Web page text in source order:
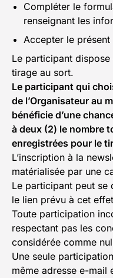
Compléter le
renseignant les
Accepter le présent
Le participant dispose
tirage au sort.
Le participant qui
de l’Organisateur au
bénéficie d’une
à deux (2) le nombre
enregistrées pour le
L’inscription à la
matérialisée par une
Le participant peut se
le lien prévu à cet
Toute participation
respectant pas les
considérée comme
Une seule
même adresse e-mail